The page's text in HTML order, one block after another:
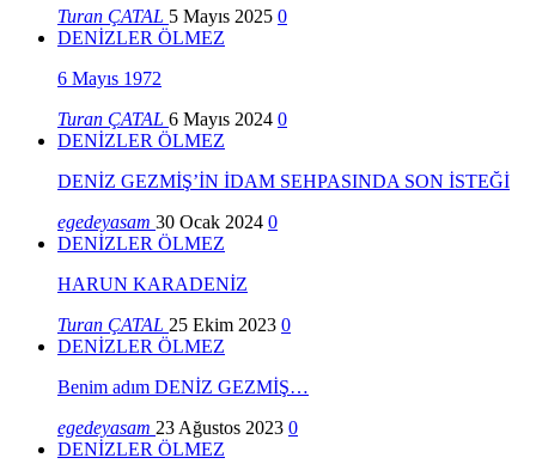
Turan ÇATAL 5 Mayıs 2025 0
DENİZLER ÖLMEZ
6 Mayıs 1972
Turan ÇATAL 6 Mayıs 2024 0
DENİZLER ÖLMEZ
DENİZ GEZMİŞ’İN İDAM SEHPASINDA SON İSTEĞİ
egedeyasam 30 Ocak 2024 0
DENİZLER ÖLMEZ
HARUN KARADENİZ
Turan ÇATAL 25 Ekim 2023 0
DENİZLER ÖLMEZ
Benim adım DENİZ GEZMİŞ…
egedeyasam 23 Ağustos 2023 0
DENİZLER ÖLMEZ